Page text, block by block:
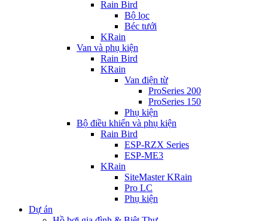
Rain Bird
Bộ lọc
Béc tưới
KRain
Van và phụ kiện
Rain Bird
KRain
Van điện từ
ProSeries 200
ProSeries 150
Phụ kiện
Bộ điều khiển và phụ kiện
Rain Bird
ESP-RZX Series
ESP-ME3
KRain
SiteMaster KRain
Pro LC
Phụ kiện
Dự án